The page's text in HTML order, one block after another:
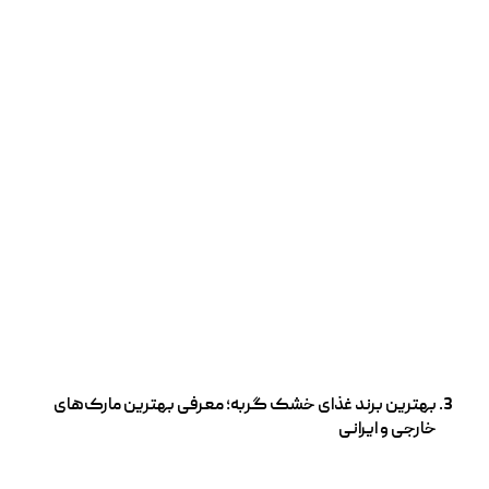
بهترین برند غذای خشک گربه؛ معرفی بهترین مارک‌های
خارجی و ایرانی